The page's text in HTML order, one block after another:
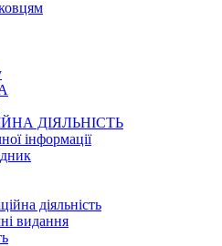
ДІЯЛЬНІСТЬ
інформації
діяльність
видання